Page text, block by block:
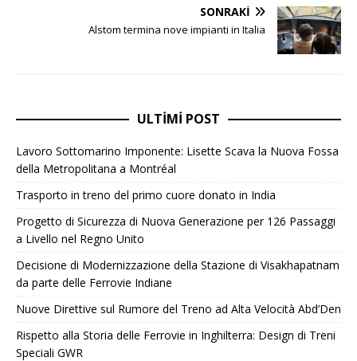
SONRAKI
Alstom termina nove impianti in Italia
ULTIMI POST
Lavoro Sottomarino Imponente: Lisette Scava la Nuova Fossa
della Metropolitana a Montréal
Trasporto in treno del primo cuore donato in India
Progetto di Sicurezza di Nuova Generazione per 126 Passaggi
a Livello nel Regno Unito
Decisione di Modernizzazione della Stazione di Visakhapatnam
da parte delle Ferrovie Indiane
Nuove Direttive sul Rumore del Treno ad Alta Velocità Abd’Den
Rispetto alla Storia delle Ferrovie in Inghilterra: Design di Treni
Speciali GWR